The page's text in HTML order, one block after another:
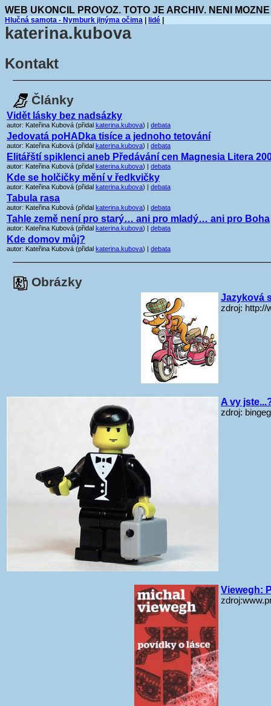
WEB UKONCIL PROVOZ. TOTO JE ARCHIV. NENI
Hlučná samota - Nymburk jinýma očima lidé
katerina.kubova
Kontakt
Články
Vidět lásky bez nadsázky
autor: Kateřina Kubová (přidal katerina.kubova) | debata
Jedovatá poHADka tisíce a jednoho tetování
autor: Kateřina Kubová (přidal katerina.kubova) | debata
Elitářští spiklenci aneb Předávání cen Magnesia Litera
autor: Kateřina Kubová (přidal katerina.kubova) | debata
Kde se holčičky mění v ředkvičky
autor: Kateřina Kubová (přidal katerina.kubova) | debata
Tabula rasa
autor: Kateřina Kubová (přidal katerina.kubova) | debata
Tahle země není pro starý… ani pro mladý… ani pro Boha
autor: Kateřina Kubová (přidal katerina.kubova) | debata
Kde domov můj?
autor: Kateřina Kubová (přidal katerina.kubova) | debata
Obrázky
Jazyková
zdroj: http://
A vy
zdroj:
Viewegh: